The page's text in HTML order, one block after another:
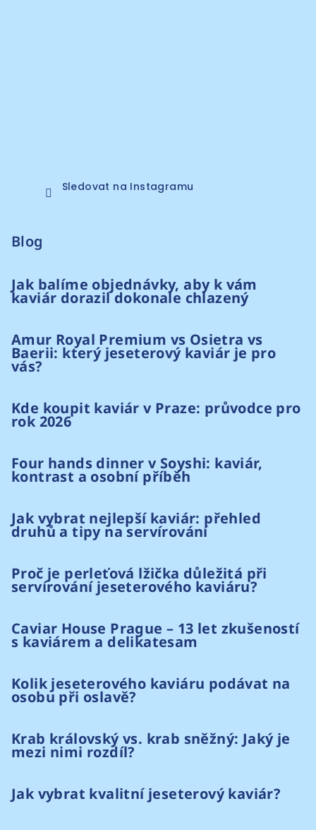
Sledovat na Instagramu
Blog
Jak balíme objednávky, aby k vám
kaviár dorazil dokonale chlazený
Amur Royal Premium vs Osietra vs
Baerii: který jeseterový kaviár je pro
vás?
Kde koupit kaviár v Praze: průvodce pro
rok 2026
Four hands dinner v Soyshi: kaviár,
kontrast a osobní příběh
Jak vybrat nejlepší kaviár: přehled
druhů a tipy na servírování
Proč je perleťová lžička důležitá při
servírování jeseterového kaviáru?
Caviar House Prague – 13 let zkušeností
s kaviárem a delikatesam
Kolik jeseterového kaviáru podávat na
osobu při oslavě?
Krab královský vs. krab sněžný: Jaký je
mezi nimi rozdíl?
Jak vybrat kvalitní jeseterový kaviár?